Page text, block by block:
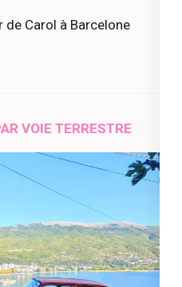
de Carol à Barcelone
VOIE TERRESTRE